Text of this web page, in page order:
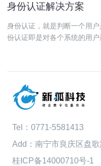
身份认证解决方案
身份认证，就是判断一个用
份认证即是对各个系统的用
Tel： 0771-5581413
Add：南宁市良庆区盘
桂ICP备14000710号-1